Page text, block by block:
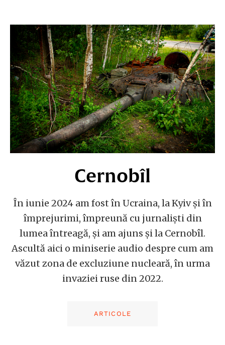
Cernobîl
În iunie 2024 am fost în Ucraina, la Kyiv și în
împrejurimi, împreună cu jurnaliști din
lumea întreagă, și am ajuns și la Cernobîl.
Ascultă aici o miniserie audio despre cum am
văzut zona de excluziune nucleară, în urma
invaziei ruse din 2022.
ARTICOLE